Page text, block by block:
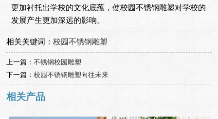
更加衬托出学校的文化底蕴，使校园不锈钢雕塑对学校的
发展产生更加深远的影响。
相关关键词：校园不锈钢雕塑
上一篇：不锈钢校园雕塑
下一篇：校园不锈钢雕塑向往未来
相关产品